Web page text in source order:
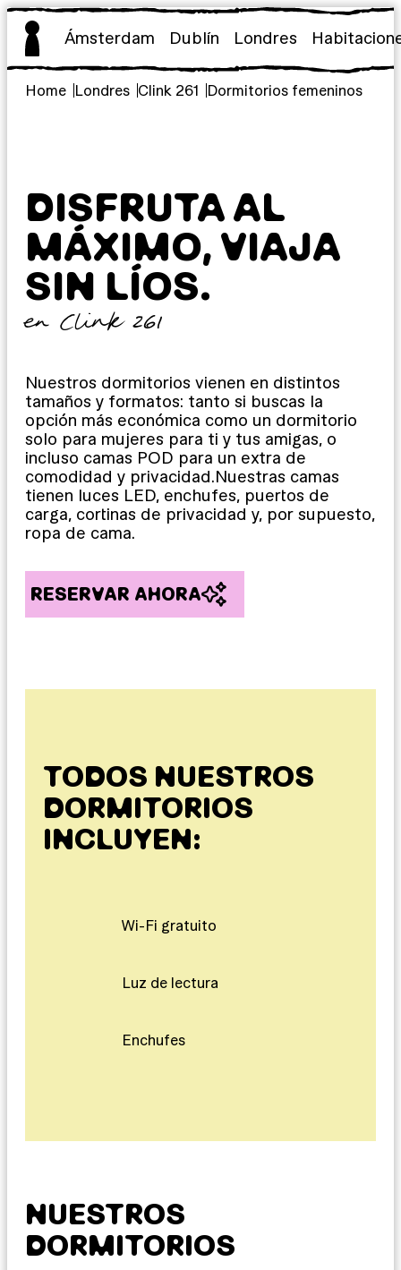
Saltar
contenido
Ámsterdam Dublín Londres
Home Londres Clink 261 Dormitorios femeninos
DISFRUTA AL
MÁXIMO, VIAJA
SIN LÍOS.
en Clink 261
Nuestros dormitorios vienen en distintos
tamaños y formatos: tanto si buscas la
opción más económica como un dormitorio
solo para mujeres para ti y tus amigas, o
incluso camas POD para un extra de
comodidad y privacidad.Nuestras camas
tienen luces LED, enchufes, puertos de
carga, cortinas de privacidad y, por supuesto,
ropa de cama.
RESERVAR AHORA
TODOS NUESTROS
DORMITORIOS
INCLUYEN:
Wi-Fi gratuito
Luz de lectura
Enchufes
NUESTROS
DORMITORIOS